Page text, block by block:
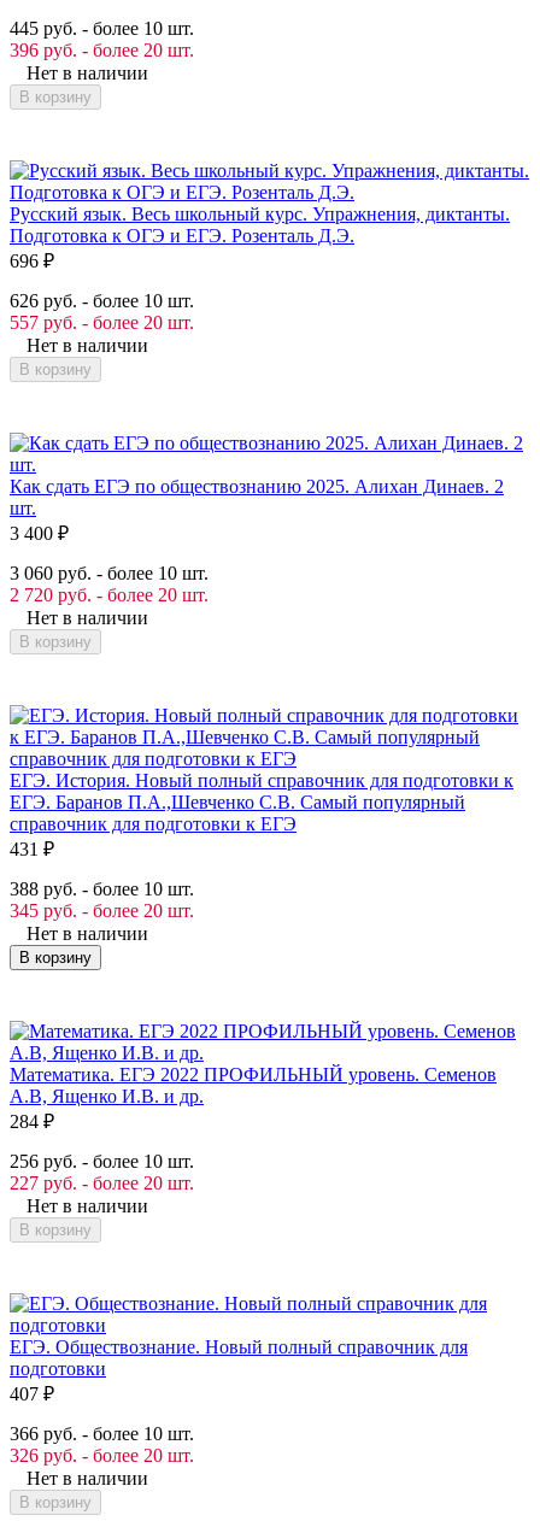
445 руб. - более 10 шт.
396 руб. - более 20 шт.
Нет в наличии
В корзину
Русский язык. Весь школьный курс. Упражнения, диктанты.
Подготовка к ОГЭ и ЕГЭ. Розенталь Д.Э.
696 ₽
626 руб. - более 10 шт.
557 руб. - более 20 шт.
Нет в наличии
В корзину
Как сдать ЕГЭ по обществознанию 2025. Алихан Динаев. 2
шт.
3 400 ₽
3 060 руб. - более 10 шт.
2 720 руб. - более 20 шт.
Нет в наличии
В корзину
ЕГЭ. История. Новый полный справочник для подготовки к
ЕГЭ. Баранов П.А.,Шевченко С.В. Самый популярный
справочник для подготовки к ЕГЭ
431 ₽
388 руб. - более 10 шт.
345 руб. - более 20 шт.
Нет в наличии
В корзину
Математика. ЕГЭ 2022 ПРОФИЛЬНЫЙ уровень. Семенов
А.В, Ященко И.В. и др.
284 ₽
256 руб. - более 10 шт.
227 руб. - более 20 шт.
Нет в наличии
В корзину
ЕГЭ. Обществознание. Новый полный справочник для
подготовки
407 ₽
366 руб. - более 10 шт.
326 руб. - более 20 шт.
Нет в наличии
В корзину